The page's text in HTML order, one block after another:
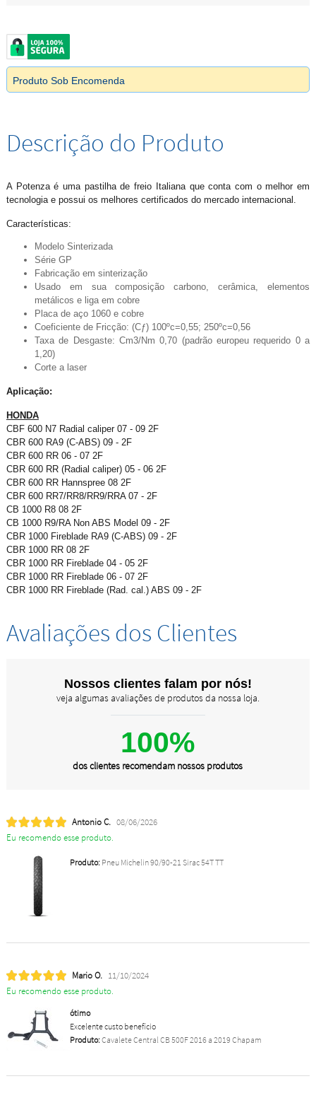
Produto Sob Encomenda
Descrição do Produto
A Potenza é uma pastilha de freio Italiana que conta com o melhor em
tecnologia e possui os melhores certificados do mercado internacional.
Características:
Modelo Sinterizada
Série GP
Fabricação em sinterização
Usado em sua composição carbono, cerâmica, elementos
metálicos e liga em cobre
Placa de aço 1060 e cobre
Coeficiente de Fricção: (Cƒ) 100ºc=0,55; 250ºc=0,56
Taxa de Desgaste: Cm3/Nm 0,70 (padrão europeu requerido 0 a
1,20)
Corte a laser
Aplicação:
HONDA
CBF 600 N7 Radial caliper 07 - 09 2F
CBR 600 RA9 (C-ABS) 09 - 2F
CBR 600 RR 06 - 07 2F
CBR 600 RR (Radial caliper) 05 - 06 2F
CBR 600 RR Hannspree 08 2F
CBR 600 RR7/RR8/RR9/RRA 07 - 2F
CB 1000 R8 08 2F
CB 1000 R9/RA Non ABS Model 09 - 2F
CBR 1000 Fireblade RA9 (C-ABS) 09 - 2F
CBR 1000 RR 08 2F
CBR 1000 RR Fireblade 04 - 05 2F
CBR 1000 RR Fireblade 06 - 07 2F
CBR 1000 RR Fireblade (Rad. cal.) ABS 09 - 2F
Avaliações dos Clientes
Nossos clientes falam por nós!
veja algumas avaliações de produtos da nossa loja.
100%
dos clientes recomendam nossos produtos
Antonio C. 08/06/2026
Eu recomendo esse produto.
Produto:Pneu Michelin 90/90-21 Sirac 54T TT
Mario O. 11/10/2024
Eu recomendo esse produto.
ótimo
Excelente custo benefício
Produto:Cavalete Central CB 500F 2016 a 2019 Chapam